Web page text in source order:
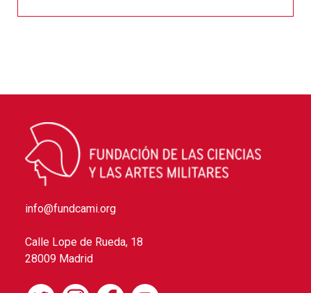
info@fundcami.org
Calle Lope de Rueda, 18
28009 Madrid